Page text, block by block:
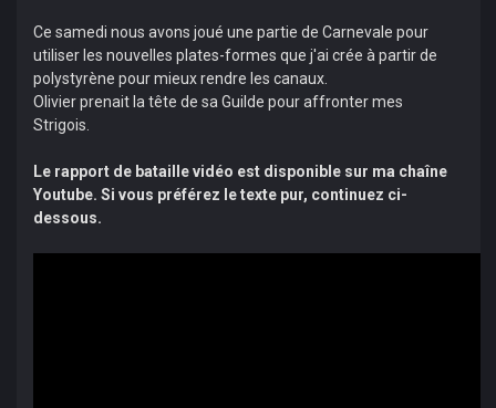
Ce samedi nous avons joué une partie de Carnevale pour
utiliser les nouvelles plates-formes que j'ai crée à partir de
polystyrène pour mieux rendre les canaux.
Olivier prenait la tête de sa Guilde pour affronter mes
Strigois.
Le rapport de bataille vidéo est disponible sur ma chaîne
Youtube. Si vous préférez le texte pur, continuez ci-
dessous.